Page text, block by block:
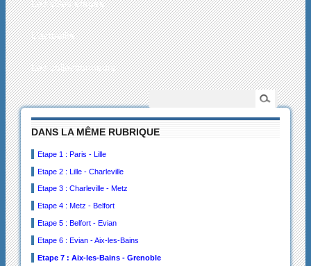
Les villes étapes
L’actualité
Les collectionneurs
DANS LA MÊME RUBRIQUE
Etape 1 : Paris - Lille
Etape 2 : Lille - Charleville
Etape 3 : Charleville - Metz
Etape 4 : Metz - Belfort
Etape 5 : Belfort - Evian
Etape 6 : Evian - Aix-les-Bains
Etape 7 : Aix-les-Bains - Grenoble